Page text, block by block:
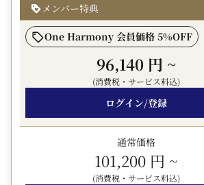
メンバー特典
One Harmony 会員価格 5%OFF
96,140 円 ~
(消費税・サービス料込)
ログイン/登録
通常価格
101,200 円 ~
(消費税・サービス料込)